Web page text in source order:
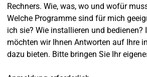
Rechners. Wie, was, wo und wofür
Welche Programme sind für mich
ich sie? Wie installieren und bedienen?
möchten wir Ihnen Antworten auf Ihre
dazu bieten. Bitte bringen Sie Ihr